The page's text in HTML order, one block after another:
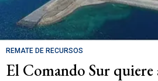
REMATE DE RECURSOS
El Comando Sur quiere